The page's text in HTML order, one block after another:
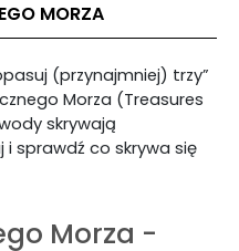
MORZA
(przynajmniej) trzy”
Morza (Treasures
skrywają
i sprawdź co skrywa się
Morza -